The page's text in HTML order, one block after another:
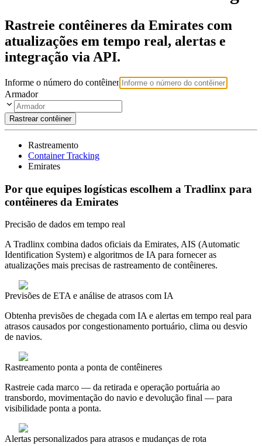
Rastreie contêineres da Emirates com
atualizações em tempo real, alertas e
integração via API.
Informe o número do contêiner
Armador
Rastrear contêiner
Rastreamento
Container Tracking
Emirates
Por que equipes logísticas escolhem a Tradlinx para
contêineres da Emirates
Precisão de dados em tempo real
A Tradlinx combina dados oficiais da Emirates, AIS (Automatic
Identification System) e algoritmos de IA para fornecer as
atualizações mais precisas de rastreamento de contêineres.
Previsões de ETA e análise de atrasos com IA
Obtenha previsões de chegada com IA e alertas em tempo real para
atrasos causados por congestionamento portuário, clima ou desvio
de navios.
Rastreamento ponta a ponta de contêineres
Rastreie cada marco — da retirada e operação portuária ao
transbordo, movimentação do navio e devolução final — para
visibilidade ponta a ponta.
Alertas personalizados para atrasos e mudanças de rota